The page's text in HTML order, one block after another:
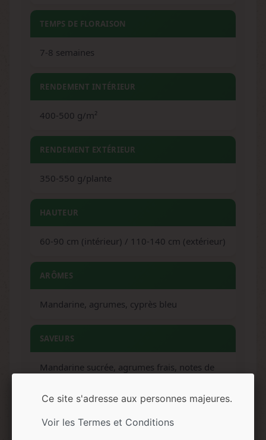
TEMPS DE FLORAISON
7-8 semaines
RENDEMENT INTÉRIEUR
400-500 g/m²
RENDEMENT EXTÉRIEUR
350-550 g/plante
HAUTEUR
60-90 cm (intérieur) / 110-140 cm (extérieur)
ARÔMES
Mandarine, agrumes, cyprès bleu
SAVEURS
Mandarine sucrée, agrumes frais, notes de
Ce site s'adresse aux personnes majeures.
Voir les Termes et Conditions